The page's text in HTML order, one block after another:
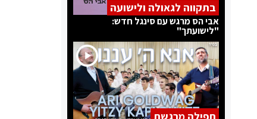
בתקווה לגאולה ולישועה
אבי הס מרגש עם סינגל חדש:
"לישועתך"